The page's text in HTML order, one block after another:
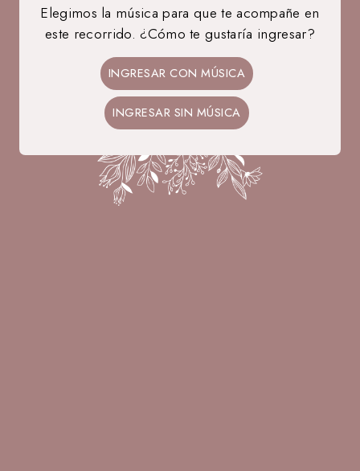
12 • 09 • 2026
Ale Bruno
NOS CASAMOS
36
DÍAS
04
HORAS
12
MIN
51
Elegimos la música para que te acompañe en
este recorrido. ¿Cómo te gustaría ingresar?
INGRESAR CON MÚSICA
INGRESAR SIN MÚSICA